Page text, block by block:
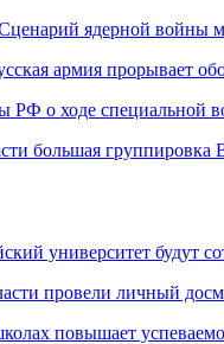
ядерной
армия прорывает
о ходе специальной
большая
университет будут
провели личный
повышает